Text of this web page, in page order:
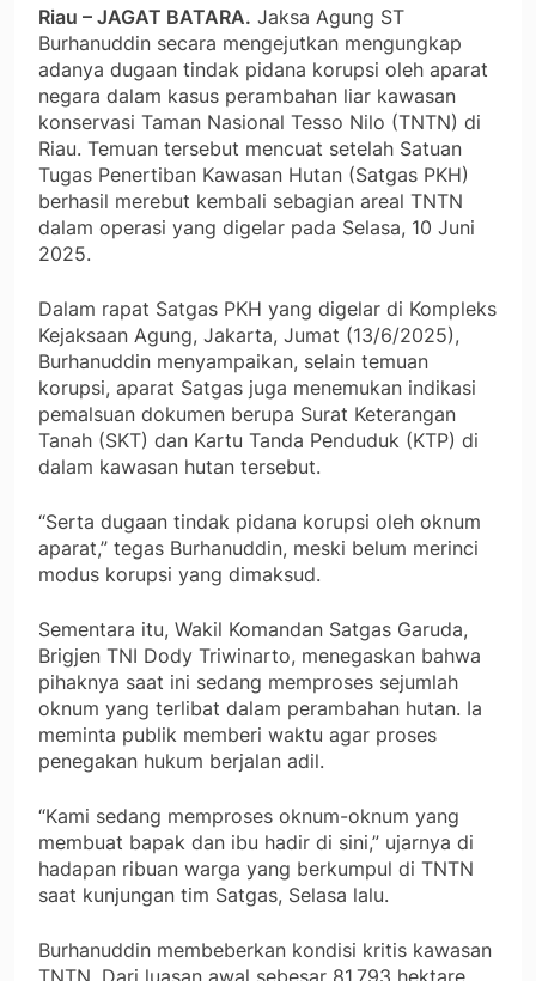
Riau – JAGAT BATARA. Jaksa Agung ST
Burhanuddin secara mengejutkan mengungkap
adanya dugaan tindak pidana korupsi oleh aparat
negara dalam kasus perambahan liar kawasan
konservasi Taman Nasional Tesso Nilo (TNTN) di
Riau. Temuan tersebut mencuat setelah Satuan
Tugas Penertiban Kawasan Hutan (Satgas PKH)
berhasil merebut kembali sebagian areal TNTN
dalam operasi yang digelar pada Selasa, 10 Juni
2025.
Dalam rapat Satgas PKH yang digelar di Kompleks
Kejaksaan Agung, Jakarta, Jumat (13/6/2025),
Burhanuddin menyampaikan, selain temuan
korupsi, aparat Satgas juga menemukan indikasi
pemalsuan dokumen berupa Surat Keterangan
Tanah (SKT) dan Kartu Tanda Penduduk (KTP) di
dalam kawasan hutan tersebut.
“Serta dugaan tindak pidana korupsi oleh oknum
aparat,” tegas Burhanuddin, meski belum merinci
modus korupsi yang dimaksud.
Sementara itu, Wakil Komandan Satgas Garuda,
Brigjen TNI Dody Triwinarto, menegaskan bahwa
pihaknya saat ini sedang memproses sejumlah
oknum yang terlibat dalam perambahan hutan. Ia
meminta publik memberi waktu agar proses
penegakan hukum berjalan adil.
“Kami sedang memproses oknum-oknum yang
membuat bapak dan ibu hadir di sini,” ujarnya di
hadapan ribuan warga yang berkumpul di TNTN
saat kunjungan tim Satgas, Selasa lalu.
Burhanuddin membeberkan kondisi kritis kawasan
TNTN. Dari luasan awal sebesar 81.793 hektare,